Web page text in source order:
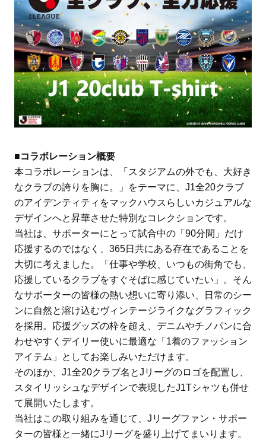
■コラボレーション概要
本コラボレーションは、「スタジアムの外でも、大好き
なクラブの誇りを胸に。」をテーマに、J1全20クラブ
のアイデンティティをマックハウスらしいカジュアルな
デザインへと昇華させた特別なコレクションです。
当社は、サポーターにとって試合中の「90分間」だけ
応援するのではなく、365日共にある存在であることを
大切に考えました。「仕事や学校、いつもの街角でも、
応援しているクラブをすぐそばに感じていたい」。そん
なサポーターの皆様の熱い想いに寄り添い、日常のシー
ンに自然と溶け込むヴィンテージライクなグラフィック
を採用。応援グッズの枠を超え、デニムやチノパンに合
わせやすくデイリー使いに最適な「1着のファッション
アイテム」としてお楽しみいただけます。
そのほか、J1全20クラブ名とJリーグのロゴを配置し、
スタイリッシュなデザインで表現したJ1Tシャツも併せ
て展開いたします。
当社はこの取り組みを通じて、Jリーグファン・サポー
ターの皆様と一緒にJリーグを盛り上げてまいります。